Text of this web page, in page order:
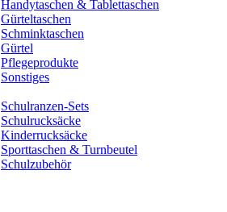
Handytaschen & Tablettaschen
Gürteltaschen
Schminktaschen
Gürtel
Pflegeprodukte
Sonstiges
Schulranzen-Sets
Schulrucksäcke
Kinderrucksäcke
Sporttaschen & Turnbeutel
Schulzubehör